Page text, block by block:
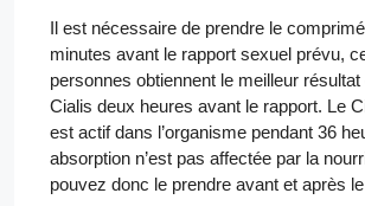
Il est nécessaire de prendre le
minutes avant le rapport sexuel prévu,
personnes obtiennent le meilleur
Cialis deux heures avant le rapport. Le
est actif dans l’organisme pendant 36
absorption n’est pas affectée par la
pouvez donc le prendre avant et après